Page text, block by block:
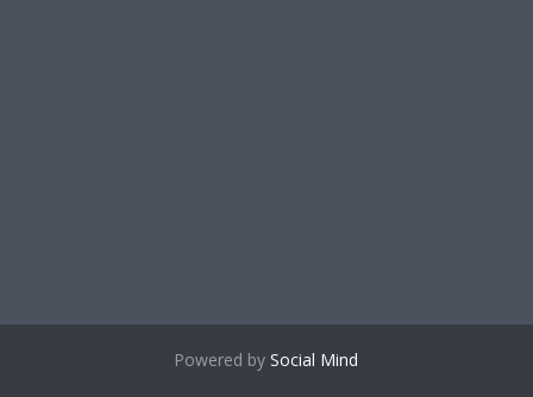
Powered bySocial Mind